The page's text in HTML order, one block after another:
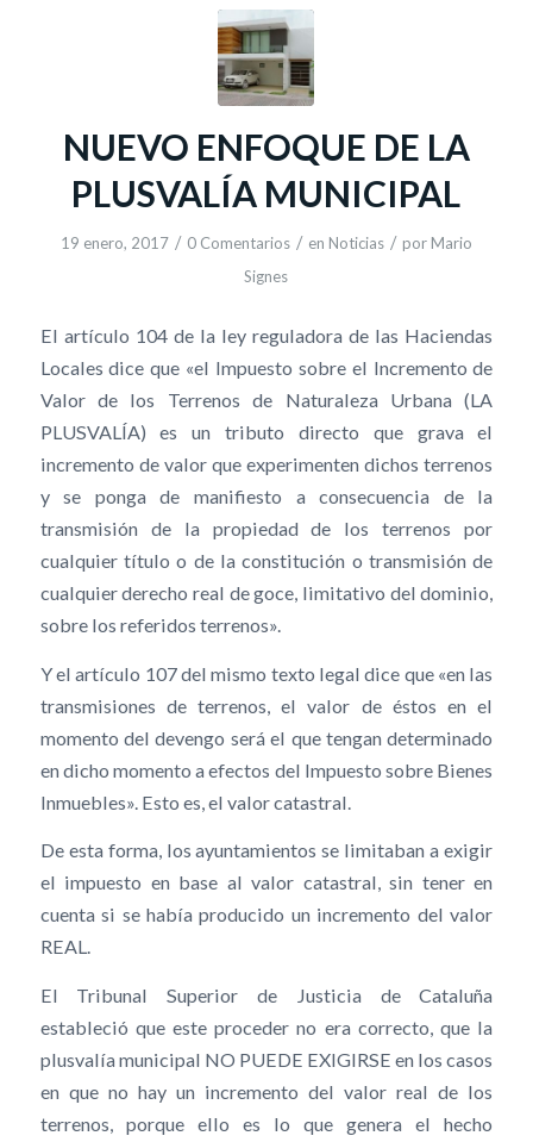
NUEVO ENFOQUE DE LA
PLUSVALÍA MUNICIPAL
19 enero, 2017 / 0 Comentarios / en Noticias / por Mario
Signes
El artículo 104 de la ley reguladora de las Haciendas
Locales dice que «el Impuesto sobre el Incremento de
Valor de los Terrenos de Naturaleza Urbana (LA
PLUSVALÍA) es un tributo directo que grava el
incremento de valor que experimenten dichos terrenos
y se ponga de manifiesto a consecuencia de la
transmisión de la propiedad de los terrenos por
cualquier título o de la constitución o transmisión de
cualquier derecho real de goce, limitativo del dominio,
sobre los referidos terrenos».
Y el artículo 107 del mismo texto legal dice que «en las
transmisiones de terrenos, el valor de éstos en el
momento del devengo será el que tengan determinado
en dicho momento a efectos del Impuesto sobre Bienes
Inmuebles». Esto es, el valor catastral.
De esta forma, los ayuntamientos se limitaban a exigir
el impuesto en base al valor catastral, sin tener en
cuenta si se había producido un incremento del valor
REAL.
El Tribunal Superior de Justicia de Cataluña
estableció que este proceder no era correcto, que la
plusvalía municipal NO PUEDE EXIGIRSE en los casos
en que no hay un incremento del valor real de los
terrenos, porque ello es lo que genera el hecho